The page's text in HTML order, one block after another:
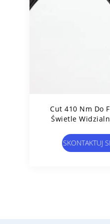
Cut 410 Nm Do
Świetle
SKONTAKTUJ